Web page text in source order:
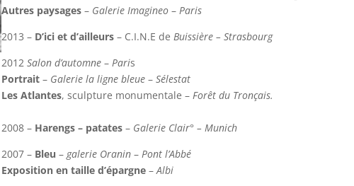
Autres paysages– Galerie Imagineo– Paris
2013 – D’ici et d’ailleurs– C.I.N.E de Buissière – Strasbourg
2012 Salon d’automne– Paris
Portrait – Galerie la ligne bleue– Sélestat
Les Atlantes, sculpture monumentale – Forêt du Tronçais.
2008 – Harengs – patates– Galerie Clair° – Munich
2007 – Bleu – galerie Oranin– Pont lʼAbbé
Exposition en taille dʼépargne–Albi